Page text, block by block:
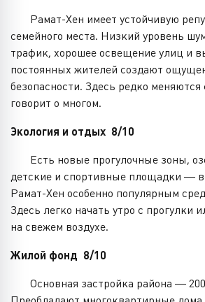
Рамат-Хен имеет устойчивую
семейного места. Низкий уровень
трафик, хорошее освещение улиц и
постоянных жителей создают
безопасности. Здесь редко
говорит о многом.
Экология и отдых 8/10
Есть новые прогулочные зоны,
детские и спортивные площадки —
Рамат-Хен особенно популярным
Здесь легко начать утро с прогулки
на свежем воздухе.
Жилой фонд 8/10
Основная застройка района —